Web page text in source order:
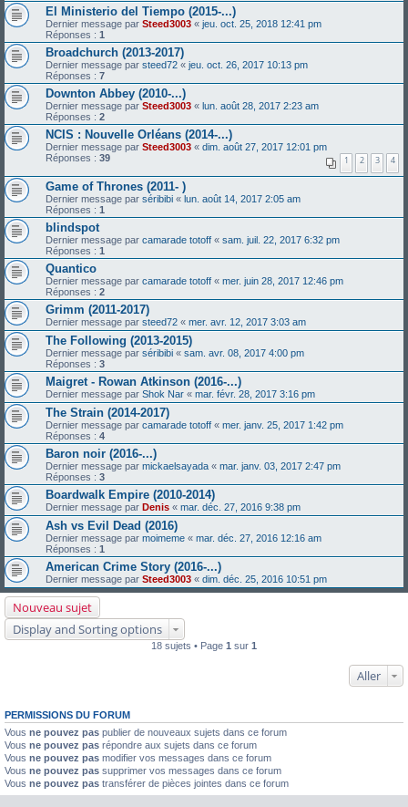
El Ministerio del Tiempo (2015-...)
Dernier message par Steed3003 « jeu. oct. 25, 2018 12:41 pm
Réponses : 1
Broadchurch (2013-2017)
Dernier message par steed72 « jeu. oct. 26, 2017 10:13 pm
Réponses : 7
Downton Abbey (2010-...)
Dernier message par Steed3003 « lun. août 28, 2017 2:23 am
Réponses : 2
NCIS : Nouvelle Orléans (2014-...)
Dernier message par Steed3003 « dim. août 27, 2017 12:01 pm
Réponses : 39 1 2 3 4
Game of Thrones (2011- )
Dernier message par séribibi « lun. août 14, 2017 2:05 am
Réponses : 1
blindspot
Dernier message par camarade totoff « sam. juil. 22, 2017 6:32 pm
Réponses : 1
Quantico
Dernier message par camarade totoff « mer. juin 28, 2017 12:46 pm
Réponses : 2
Grimm (2011-2017)
Dernier message par steed72 « mer. avr. 12, 2017 3:03 am
The Following (2013-2015)
Dernier message par séribibi « sam. avr. 08, 2017 4:00 pm
Réponses : 3
Maigret - Rowan Atkinson (2016-...)
Dernier message par Shok Nar « mar. févr. 28, 2017 3:16 pm
The Strain (2014-2017)
Dernier message par camarade totoff « mer. janv. 25, 2017 1:42 pm
Réponses : 4
Baron noir (2016-...)
Dernier message par mickaelsayada « mar. janv. 03, 2017 2:47 pm
Réponses : 3
Boardwalk Empire (2010-2014)
Dernier message par Denis « mar. déc. 27, 2016 9:38 pm
Ash vs Evil Dead (2016)
Dernier message par moimeme « mar. déc. 27, 2016 12:16 am
Réponses : 1
American Crime Story (2016-...)
Dernier message par Steed3003 « dim. déc. 25, 2016 10:51 pm
Nouveau sujet
Display and Sorting options
18 sujets • Page 1 sur 1
Aller
PERMISSIONS DU FORUM
Vous ne pouvez pas publier de nouveaux sujets dans ce forum
Vous ne pouvez pas répondre aux sujets dans ce forum
Vous ne pouvez pas modifier vos messages dans ce forum
Vous ne pouvez pas supprimer vos messages dans ce forum
Vous ne pouvez pas transférer de pièces jointes dans ce forum